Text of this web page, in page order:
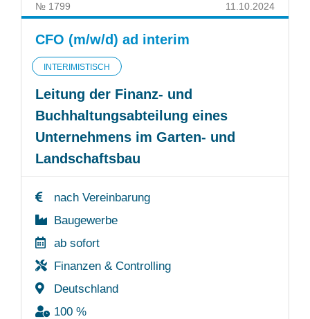
№ 1799 11.10.2024
CFO (m/w/d) ad interim
INTERIMISTISCH
Leitung der Finanz- und
Buchhaltungsabteilung eines
Unternehmens im Garten- und
Landschaftsbau
nach Vereinbarung
Baugewerbe
ab sofort
Finanzen & Controlling
Deutschland
100 %